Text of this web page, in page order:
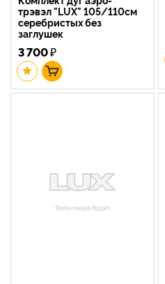
трэвэл "LUX" 105/110см
серебристых без
заглушек
3 700₽